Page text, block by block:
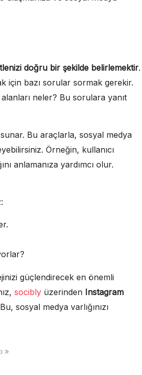
doğru bir şekilde belirlemektir.
için bazı sorular sormak gerekir.
neler? Bu sorulara yanıt
Bu araçlarla, sosyal medya
Örneğin, kullanıcı
anlamanıza yardımcı olur.
güçlendirecek en önemli
socibly üzerinden Instagram
sosyal medya varlığınızı
»